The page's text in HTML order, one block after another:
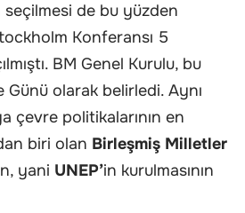
de bu yüzden
Konferansı 5
BM Genel Kurulu, bu
olarak belirledi. Aynı
çevre politikalarının en
biri olan Birleşmiş Milletler
yani UNEP’in kurulmasının